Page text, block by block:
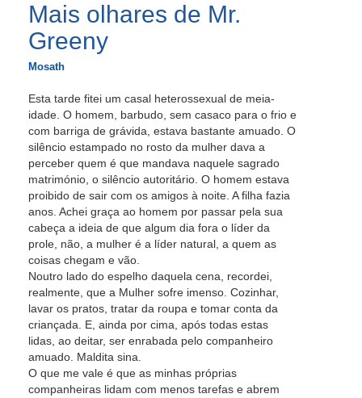
Mais olhares de Mr.
Greeny
Mosath
Esta tarde fitei um casal heterossexual de meia-
idade. O homem, barbudo, sem casaco para o frio e
com barriga de grávida, estava bastante amuado. O
silêncio estampado no rosto da mulher dava a
perceber quem é que mandava naquele sagrado
matrimónio, o silêncio autoritário. O homem estava
proibido de sair com os amigos à noite. A filha fazia
anos. Achei graça ao homem por passar pela sua
cabeça a ideia de que algum dia fora o líder da
prole, não, a mulher é a líder natural, a quem as
coisas chegam e vão.
Noutro lado do espelho daquela cena, recordei,
realmente, que a Mulher sofre imenso. Cozinhar,
lavar os pratos, tratar da roupa e tomar conta da
criançada. E, ainda por cima, após todas estas
lidas, ao deitar, ser enrabada pelo companheiro
amuado. Maldita sina.
O que me vale é que as minhas próprias
companheiras lidam com menos tarefas e abrem